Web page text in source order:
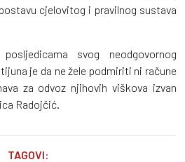
cjelovitog i pravilnog sustava
svog neodgovornog
je da ne žele podmiriti ni račune
za odvoz njihovih viškova izvan
Radojčić.
TAGOVI: